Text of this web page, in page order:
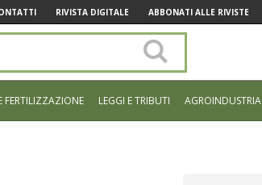
RIVISTA DIGITALE ABBONATI ALLE RIVISTE
sito
FERTILIZZAZIONE LEGGI E TRIBUTI AGROINDUSTRIA